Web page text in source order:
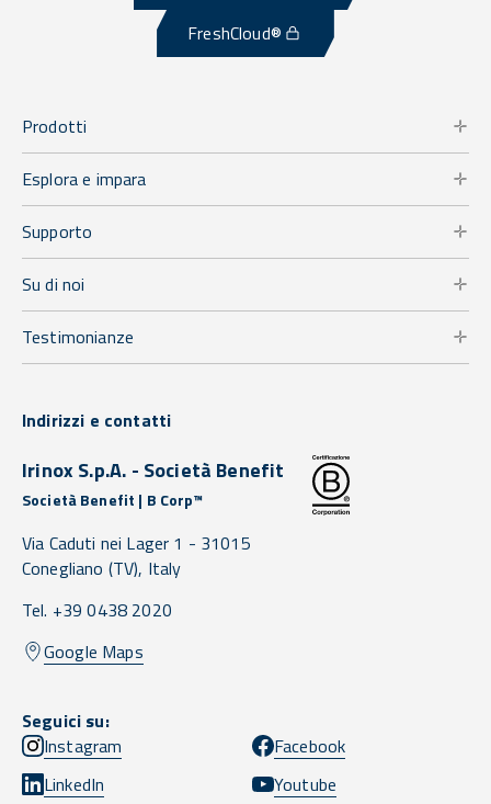
FreshCloud®
Prodotti
Esplora e impara
Supporto
Su di noi
Testimonianze
Indirizzi e contatti
Irinox S.p.A. - Società Benefit
Società Benefit | B Corp™
Via Caduti nei Lager 1 - 31015
Conegliano (TV), Italy
Tel. +39 0438 2020
Google Maps
Seguici su:
Instagram
Facebook
LinkedIn
Youtube